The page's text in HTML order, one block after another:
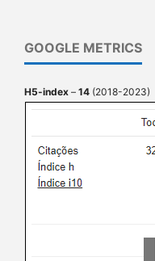
GOOGLE METRICS
H5-index – 14 (2018-2023)